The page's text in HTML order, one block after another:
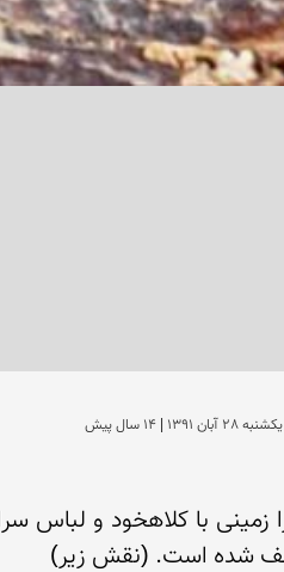
يكشنبه 28 آبان 1391 | 14 سال پیش